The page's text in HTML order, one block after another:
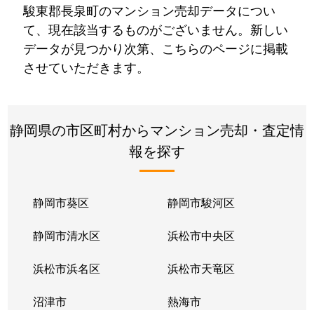
駿東郡長泉町のマンション売却データについ
て、現在該当するものがございません。新しい
データが見つかり次第、こちらのページに掲載
させていただきます。
静岡県の市区町村からマンション売却・査定情
報を探す
静岡市葵区 静岡市駿河区
静岡市清水区 浜松市中央区
浜松市浜名区 浜松市天竜区
沼津市 熱海市